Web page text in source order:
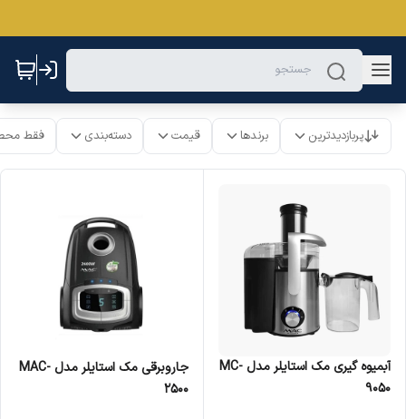
پربازدیدترین برندها قیمت دسته‌بندی فقط
آبمیوه گیری مک استایلر مدل MC-
9050
جاروبرقی مک استایلر مدل MAC-
2500